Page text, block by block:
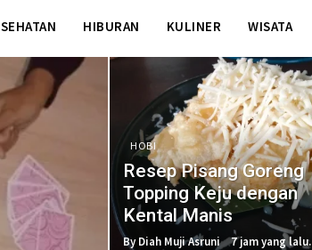
HIBURAN KULINER WISATA
HOBI
Resep Pisang Goreng
Topping Keju dengan
Kental Manis
By Diah Muji Asruni 7 jam yang lalu.